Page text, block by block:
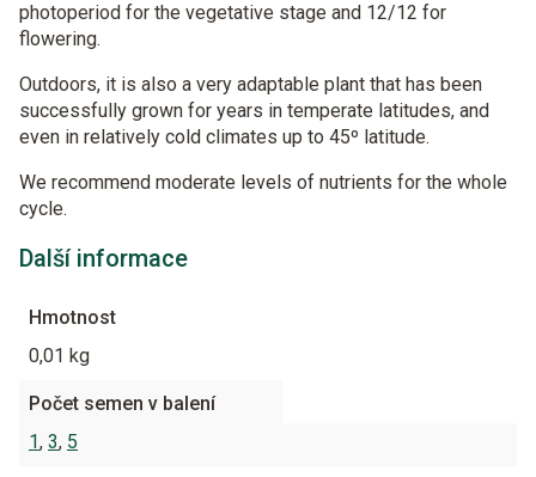
photoperiod for the vegetative stage and 12/12 for
flowering.
Outdoors, it is also a very adaptable plant that has been
successfully grown for years in temperate latitudes, and
even in relatively cold climates up to 45º latitude.
We recommend moderate levels of nutrients for the whole
cycle.
Další informace
Hmotnost
0,01 kg
Počet semen v balení
1, 3, 5